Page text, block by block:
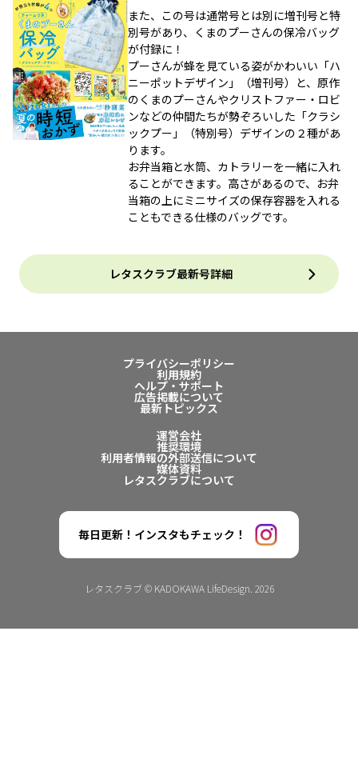
また、この号は通常号とは別に増刊号と特
別号があり、くまのプーさんの保冷バッグ
が付録に！
プーさんが蜂を見ている姿がかわいい「ハ
ニーポットデザイン」（増刊号）と、原作
のくまのプーさんやクリストファー・ロビ
ンなどの仲間たちが勢ぞろいした「クラシ
ックプー」（特別号）デザインの２種があ
ります。
お弁当箱と水筒、カトラリーを一緒に入れ
ることができます。高さがあるので、お弁
当箱の上にミニサイズの保存容器を入れる
こともできる仕様のバッグです。
レタスクラブ最新号詳細
プライバシーポリシー
利用規約
ヘルプ・サポート
広告掲載について
最新トピックス
運営会社
推奨環境
利用者情報の外部送信について
媒体資料
レタスクラブについて
毎日更新！インスタもチェック！
レタスクラブ © KADOKAWA LifeDesign. 2026